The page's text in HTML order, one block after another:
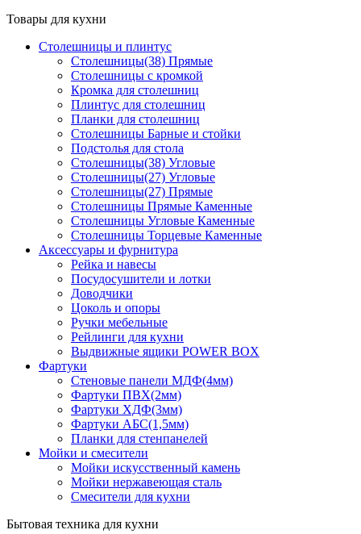
Товары для кухни
Столешницы и плинтус
Столешницы(38) Прямые
Столешницы с кромкой
Кромка для столешниц
Плинтус для столешниц
Планки для столешниц
Столешницы Барные и стойки
Подстолья для стола
Столешницы(38) Угловые
Столешницы(27) Угловые
Столешницы(27) Прямые
Столешницы Прямые Каменные
Столешницы Угловые Каменные
Столешницы Торцевые Каменные
Аксессуары и фурнитура
Рейка и навесы
Посудосушители и лотки
Доводчики
Цоколь и опоры
Ручки мебельные
Рейлинги для кухни
Выдвижные ящики POWER BOX
Фартуки
Стеновые панели МДФ(4мм)
Фартуки ПВХ(2мм)
Фартуки ХДФ(3мм)
Фартуки АБС(1,5мм)
Планки для стенпанелей
Мойки и смесители
Мойки искусственный камень
Мойки нержавеющая сталь
Смесители для кухни
Бытовая техника для кухни